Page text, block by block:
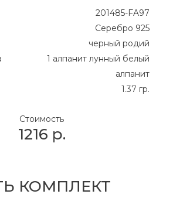
201485-FA97
Серебро 925
черный родий
1 алпанит лунный белый
алпанит
1.37 гр.
Стоимость
1216 р.
КОМПЛЕКТ